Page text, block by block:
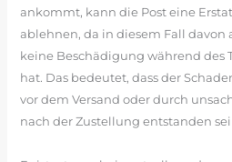
ankommt, kann die Post eine
ablehnen, da in diesem Fall davon
keine Beschädigung während des
hat. Das bedeutet, dass der
vor dem Versand oder durch
nach der Zustellung entstanden